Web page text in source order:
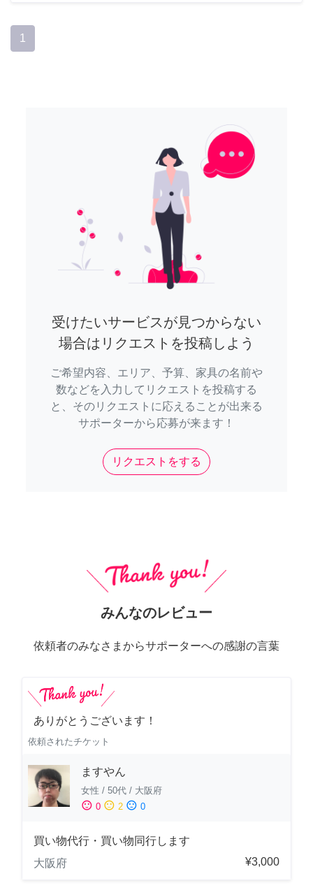
1
受けたいサービスが見つからない
場合はリクエストを投稿しよう
ご希望内容、エリア、予算、家具の名前や
数などを入力してリクエストを投稿する
と、そのリクエストに応えることが出来る
サポーターから応募が来ます！
リクエストをする
みんなのレビュー
依頼者のみなさまからサポーターへの感謝の言葉
ありがとうございます！
依頼されたチケット
ますやん
女性 / 50代 / 大阪府
sentiment_satisfied 0 sentiment_neutral 2 sentiment_dissatisfied 0
買い物代行・買い物同行します
大阪府
¥3,000